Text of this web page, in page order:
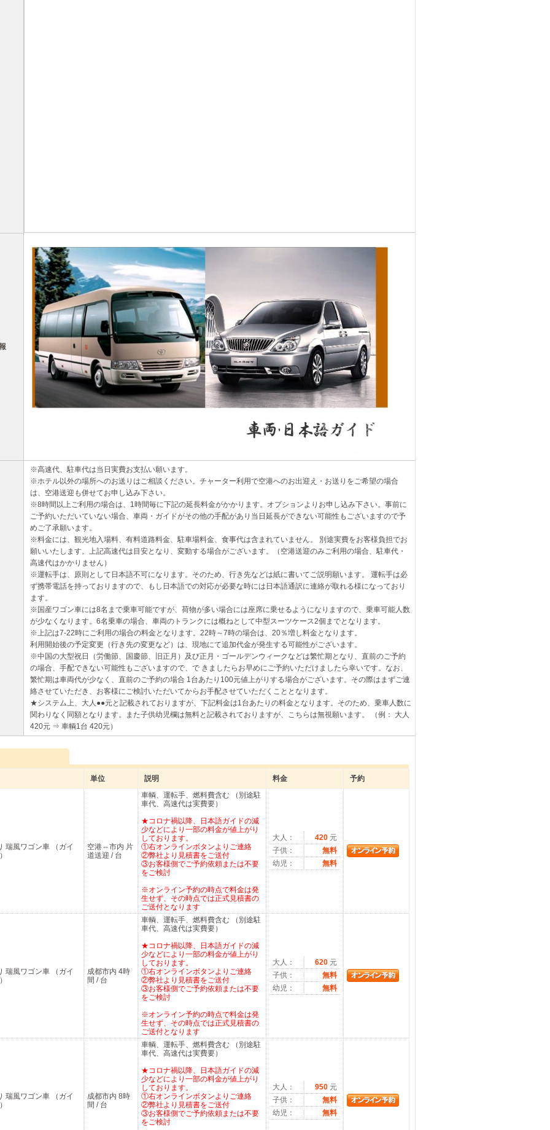
※高速代、駐車代は当日実費お支払い願います。
※ホテル以外の場所へのお送りはご相談ください。チャーター利用で空港へのお出迎え・お送りをご希望の場合
は、空港送迎も併せてお申し込み下さい。
※8時間以上ご利用の場合は、1時間毎に下記の延長料金がかかります。オプションよりお申し込み下さい。事前に
ご予約いただいていない場合、車両・ガイドがその他の手配があり当日延長ができない可能性もございますので予
めご了承願います。
※料金には、観光地入場料、有料道路料金、駐車場料金、食事代は含まれていません。 別途実費をお客様負担でお
願いいたします。上記高速代は目安となり、変動する場合がございます。（空港送迎のみご利用の場合、駐車代・
高速代はかかりません）
※運転手は、原則として日本語不可になります。そのため、行き先などは紙に書いてご説明願います。 運転手は必
ず携帯電話を持っておりますので、もし日本語での対応が必要な時には日本語通訳に連絡が取れる様になっており
ます。
※国産ワゴン車には8名まで乗車可能ですが、荷物が多い場合には座席に乗せるようになりますので、乗車可能人数
が少なくなります。6名乗車の場合、車両のトランクには概ねとして中型スーツケース2個までとなります。
※上記は7-22時にご利用の場合の料金となります。22時～7時の場合は、20％増し料金となります。
利用開始後の予定変更（行き先の変更など）は、現地にて追加代金が発生する可能性がございます。
※中国の大型祝日（労働節、国慶節、旧正月）及び正月・ゴールデンウィークなどは繁忙期となり、直前のご予約
の場合、手配できない可能性もございますので、で きましたらお早めにご予約いただけましたら幸いです。なお、
繁忙期は車両代が少なく、直前のご予約の場合 1台あたり100元値上がりする場合がございます。その際はまずご連
絡させていただき、お客様にご検討いただいてからお手配させていただくこととなります。
★システム上、大人●●元と記載されておりますが、下記料金は1台あたりの料金となります。そのため、乗車人数に
関わりなく同額となります。また子供幼児欄は無料と記載されておりますが、こちらは無視願います。 （例： 大人
420元 ⇒ 車輌1台 420元）
単位 説明 料金 予約
瑞風ワゴン車 （ガイ
空港⇔市内 片
道送迎 / 台
車輌、運転手、燃料費含む （別途駐
車代、高速代は実費要）
★コロナ禍以降、日本語ガイドの減
少などにより一部の料金が値上がり
しております。
①右オンラインボタンよりご連絡
②弊社より見積書をご送付
③お客様側でご予約依頼または不要
をご検討
※オンライン予約の時点で料金は発
生せず、その時点では正式見積書の
ご送付となります
大人： 420 元
子供：
無料
幼児：
無料
瑞風ワゴン車 （ガイ
成都市内 4時
間 / 台
車輌、運転手、燃料費含む （別途駐
車代、高速代は実費要）
★コロナ禍以降、日本語ガイドの減
少などにより一部の料金が値上がり
しております。
①右オンラインボタンよりご連絡
②弊社より見積書をご送付
③お客様側でご予約依頼または不要
をご検討
※オンライン予約の時点で料金は発
生せず、その時点では正式見積書の
ご送付となります
大人： 620 元
子供：
無料
幼児：
無料
瑞風ワゴン車 （ガイ
成都市内 8時
間 / 台
車輌、運転手、燃料費含む （別途駐
車代、高速代は実費要）
★コロナ禍以降、日本語ガイドの減
少などにより一部の料金が値上がり
しております。
①右オンラインボタンよりご連絡
②弊社より見積書をご送付
③お客様側でご予約依頼または不要
をご検討
大人： 950 元
子供：
無料
幼児：
無料